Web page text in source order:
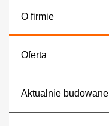
O firmie
Oferta
Aktualnie budowane